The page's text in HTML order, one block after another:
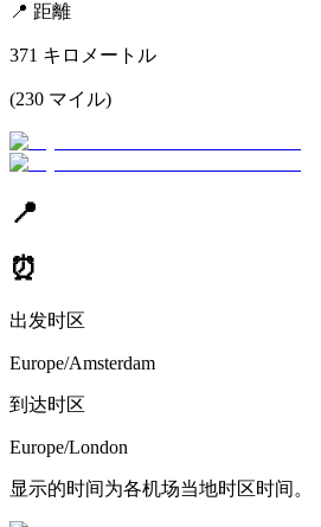
📍 距離
371 キロメートル
(230 マイル)
📍
⏰
出发时区
Europe/Amsterdam
到达时区
Europe/London
显示的时间为各机场当地时区时间。